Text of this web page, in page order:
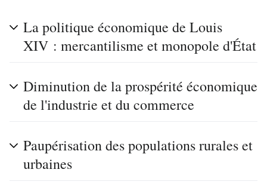
La politique économique de Louis
XIV : mercantilisme et monopole d'État
Diminution de la prospérité économique
de l'industrie et du commerce
Paupérisation des populations rurales et
urbaines